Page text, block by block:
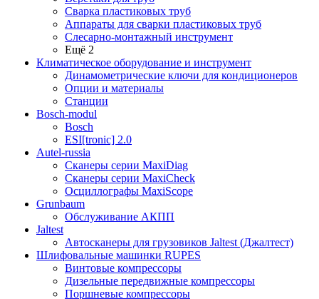
Сварка пластиковых труб
Аппараты для сварки пластиковых труб
Слесарно-монтажный инструмент
Ещё 2
Климатическое оборудование и инструмент
Динамометрические ключи для кондиционеров
Опции и материалы
Станции
Bosch-modul
Bosch
ESI[tronic] 2.0
Autel-russia
Сканеры серии MaxiDiag
Сканеры серии MaxiCheck
Осциллографы MaxiScope
Grunbaum
Обслуживание АКПП
Jaltest
Автосканеры для грузовиков Jaltest (Джалтест)
Шлифовальные машинки RUPES
Винтовые компрессоры
Дизельные передвижные компрессоры
Поршневые компрессоры